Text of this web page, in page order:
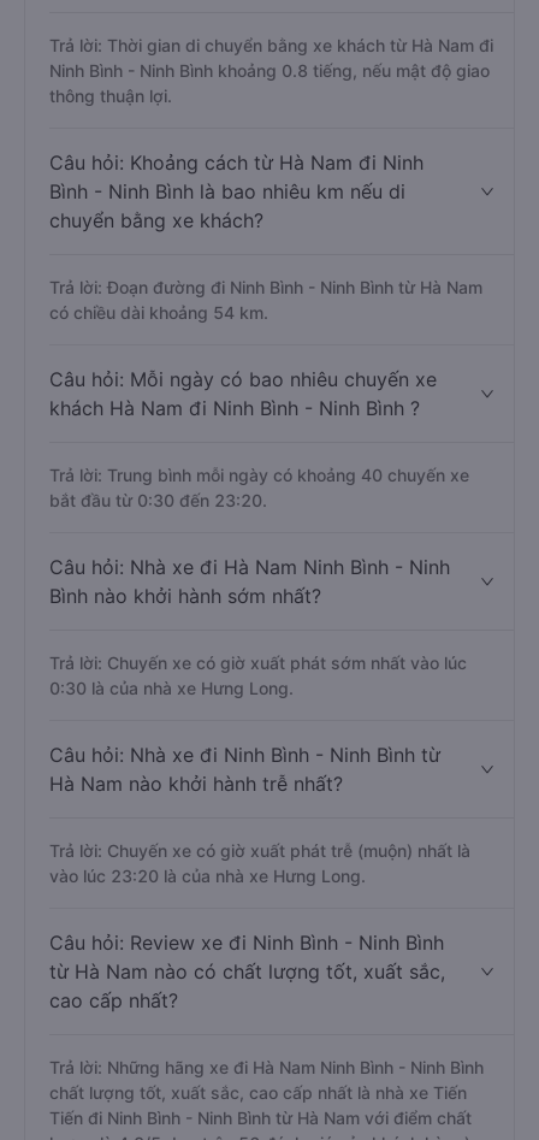
Trả lời: Thời gian di chuyển bằng xe khách từ Hà Nam đi
Ninh Bình - Ninh Bình khoảng 0.8 tiếng, nếu mật độ giao
thông thuận lợi.
Câu hỏi: Khoảng cách từ Hà Nam đi Ninh
Bình - Ninh Bình là bao nhiêu km nếu di
chuyển bằng xe khách?
Trả lời: Đoạn đường đi Ninh Bình - Ninh Bình từ Hà Nam
có chiều dài khoảng 54 km.
Câu hỏi: Mỗi ngày có bao nhiêu chuyến xe
khách Hà Nam đi Ninh Bình - Ninh Bình ?
Trả lời: Trung bình mỗi ngày có khoảng 40 chuyến xe
bắt đầu từ 0:30 đến 23:20.
Câu hỏi: Nhà xe đi Hà Nam Ninh Bình - Ninh
Bình nào khởi hành sớm nhất?
Trả lời: Chuyến xe có giờ xuất phát sớm nhất vào lúc
0:30 là của nhà xe Hưng Long.
Câu hỏi: Nhà xe đi Ninh Bình - Ninh Bình từ
Hà Nam nào khởi hành trễ nhất?
Trả lời: Chuyến xe có giờ xuất phát trễ (muộn) nhất là
vào lúc 23:20 là của nhà xe Hưng Long.
Câu hỏi: Review xe đi Ninh Bình - Ninh Bình
từ Hà Nam nào có chất lượng tốt, xuất sắc,
cao cấp nhất?
Trả lời: Những hãng xe đi Hà Nam Ninh Bình - Ninh Bình
chất lượng tốt, xuất sắc, cao cấp nhất là nhà xe Tiến
Tiến đi Ninh Bình - Ninh Bình từ Hà Nam với điểm chất